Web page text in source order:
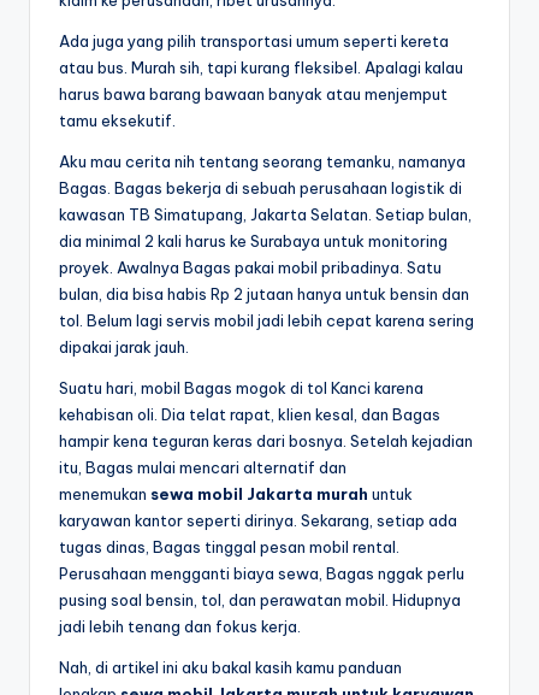
Ada juga yang pilih transportasi umum seperti kereta
atau bus. Murah sih, tapi kurang fleksibel. Apalagi kalau
harus bawa barang bawaan banyak atau menjemput
tamu eksekutif.
Aku mau cerita nih tentang seorang temanku, namanya
Bagas. Bagas bekerja di sebuah perusahaan logistik di
kawasan TB Simatupang, Jakarta Selatan. Setiap bulan,
dia minimal 2 kali harus ke Surabaya untuk monitoring
proyek. Awalnya Bagas pakai mobil pribadinya. Satu
bulan, dia bisa habis Rp 2 jutaan hanya untuk bensin dan
tol. Belum lagi servis mobil jadi lebih cepat karena sering
dipakai jarak jauh.
Suatu hari, mobil Bagas mogok di tol Kanci karena
kehabisan oli. Dia telat rapat, klien kesal, dan Bagas
hampir kena teguran keras dari bosnya. Setelah kejadian
itu, Bagas mulai mencari alternatif dan
menemukan sewa mobil Jakarta murah untuk
karyawan kantor seperti dirinya. Sekarang, setiap ada
tugas dinas, Bagas tinggal pesan mobil rental.
Perusahaan mengganti biaya sewa, Bagas nggak perlu
pusing soal bensin, tol, dan perawatan mobil. Hidupnya
jadi lebih tenang dan fokus kerja.
Nah, di artikel ini aku bakal kasih kamu panduan